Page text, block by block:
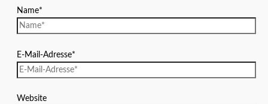
Name*
E-Mail-Adresse*
Website